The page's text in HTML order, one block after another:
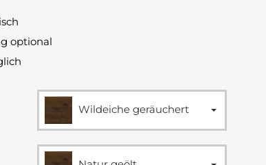
optional
Wildeiche geräuchert